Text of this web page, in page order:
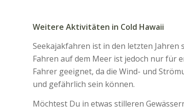
Weitere Aktivitäten in Cold Hawaii
Seekajakfahren ist in den letzten Jahren
Fahren auf dem Meer ist jedoch nur für
Fahrer geeignet, da die Wind- und
und gefährlich sein können.
Möchtest Du in etwas stilleren